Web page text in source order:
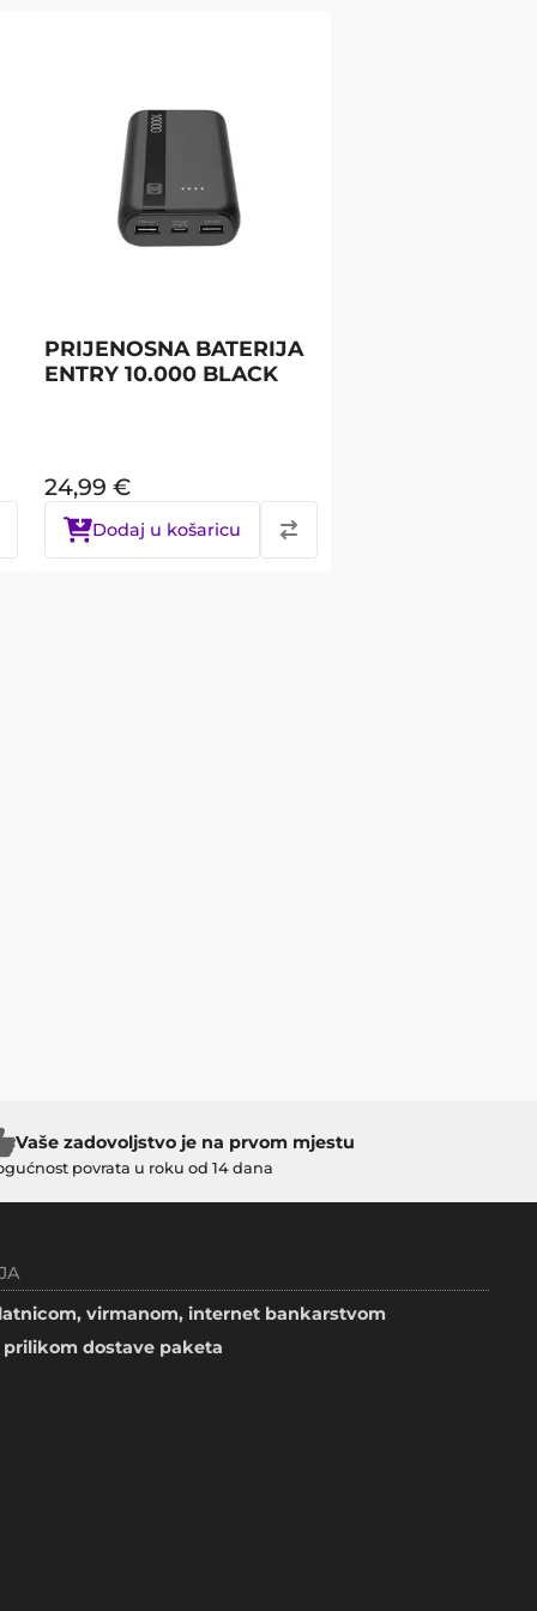
PRIJENOSNA BATERIJA
ENTRY 10.000 BLACK
24,99 €
Dodaj u košaricu
Vaše zadovoljstvo je na prvom mjestu
povrata u roku od 14 dana
virmanom, internet bankarstvom
prilikom dostave paketa